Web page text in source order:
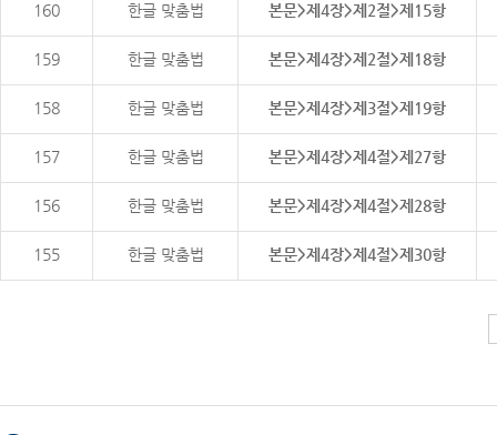
160 한글 맞춤법 본문>제4장>제2절>제15항
159 한글 맞춤법 본문>제4장>제2절>제18항
158 한글 맞춤법 본문>제4장>제3절>제19항
157 한글 맞춤법 본문>제4장>제4절>제27항
156 한글 맞춤법 본문>제4장>제4절>제28항
155 한글 맞춤법 본문>제4장>제4절>제30항